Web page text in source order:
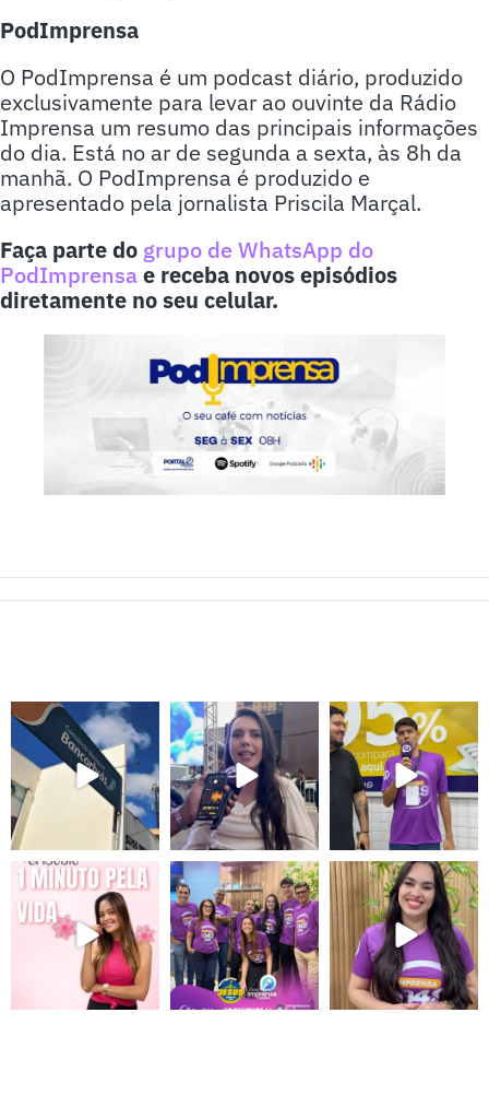
PodImprensa
O PodImprensa é um podcast diário, produzido
exclusivamente para levar ao ouvinte da Rádio
Imprensa um resumo das principais informações
do dia. Está no ar de segunda a sexta, às 8h da
manhã. O PodImprensa é produzido e
apresentado pela jornalista Priscila Marçal.
Faça parte do grupo de WhatsApp do
PodImprensae receba novos episódios
diretamente no seu celular.